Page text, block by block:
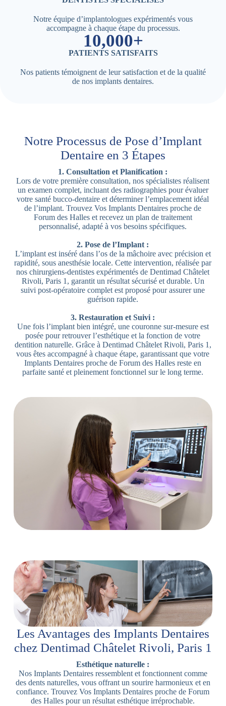
Notre équipe d’implantologues expérimentés vous
accompagne à chaque étape du processus.
10,000+
PATIENTS SATISFAITS
Nos patients témoignent de leur satisfaction et de la qualité
de nos implants dentaires.
Notre Processus de Pose d’Implant
Dentaire en 3 Étapes
1. Consultation et Planification :
Lors de votre première consultation, nos spécialistes réalisent
un examen complet, incluant des radiographies pour évaluer
votre santé bucco-dentaire et déterminer l’emplacement idéal
de l’implant. Trouvez Vos Implants Dentaires proche de
Forum des Halles et recevez un plan de traitement
personnalisé, adapté à vos besoins spécifiques.
2. Pose de l’Implant :
L’implant est inséré dans l’os de la mâchoire avec précision et
rapidité, sous anesthésie locale. Cette intervention, réalisée par
nos chirurgiens-dentistes expérimentés de Dentimad Châtelet
Rivoli, Paris 1, garantit un résultat sécurisé et durable. Un
suivi post-opératoire complet est proposé pour assurer une
guérison rapide.
3. Restauration et Suivi :
Une fois l’implant bien intégré, une couronne sur-mesure est
posée pour retrouver l’esthétique et la fonction de votre
dentition naturelle. Grâce à Dentimad Châtelet Rivoli, Paris 1,
vous êtes accompagné à chaque étape, garantissant que votre
Implants Dentaires proche de Forum des Halles reste en
parfaite santé et pleinement fonctionnel sur le long terme.
Les Avantages des Implants Dentaires
chez Dentimad Châtelet Rivoli, Paris 1
Esthétique naturelle :
Nos Implants Dentaires ressemblent et fonctionnent comme
des dents naturelles, vous offrant un sourire harmonieux et en
confiance. Trouvez Vos Implants Dentaires proche de Forum
des Halles pour un résultat esthétique irréprochable.